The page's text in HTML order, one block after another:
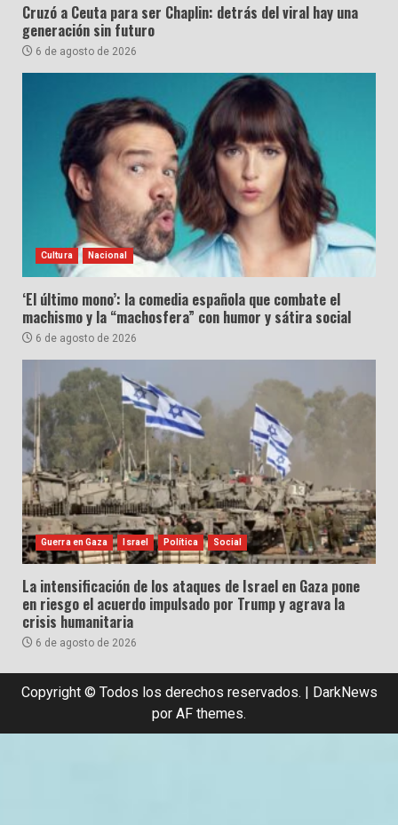
Cruzó a Ceuta para ser Chaplin: detrás del viral hay una
generación sin futuro
6 de agosto de 2026
Cultura Nacional
‘El último mono’: la comedia española que combate el
machismo y la “machosfera” con humor y sátira social
6 de agosto de 2026
Guerra en Gaza Israel Política Social
La intensificación de los ataques de Israel en Gaza pone
en riesgo el acuerdo impulsado por Trump y agrava la
crisis humanitaria
6 de agosto de 2026
Copyright © Todos los derechos reservados. | DarkNews
por AF themes.